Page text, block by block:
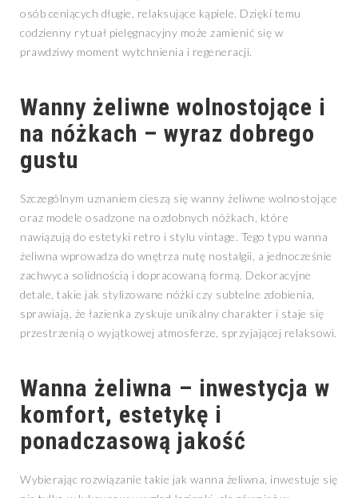
osób ceniących długie, relaksujące kąpiele. Dzięki temu
codzienny rytuał pielęgnacyjny może zamienić się w
prawdziwy moment wytchnienia i regeneracji.
Wanny żeliwne wolnostojące i
na nóżkach – wyraz dobrego
gustu
Szczególnym uznaniem cieszą się wanny żeliwne wolnostojące
oraz modele osadzone na ozdobnych nóżkach, które
nawiązują do estetyki retro i stylu vintage. Tego typu wanna
żeliwna wprowadza do wnętrza nutę nostalgii, a jednocześnie
zachwyca solidnością i dopracowaną formą. Dekoracyjne
detale, takie jak stylizowane nóżki czy subtelne zdobienia,
sprawiają, że łazienka zyskuje unikalny charakter i staje się
przestrzenią o wyjątkowej atmosferze, sprzyjającej relaksowi.
Wanna żeliwna – inwestycja w
komfort, estetykę i
ponadczasową jakość
Wybierając rozwiązanie takie jak wanna żeliwna, inwestuje się